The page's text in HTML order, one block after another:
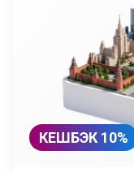
КЕШБЭК 10%